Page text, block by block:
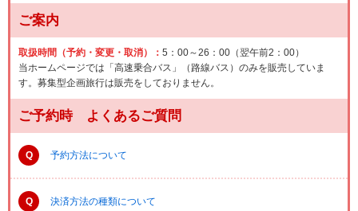
ご案内
取扱時間（予約・変更・取消）： 5：00～26：00（翌午前2：00）
当ホームページでは「高速乗合バス」（路線バス）のみを販売していま
す。募集型企画旅行は販売をしておりません。
ご予約時 よくあるご質問
Q 予約方法について
Q 決済方法の種類について